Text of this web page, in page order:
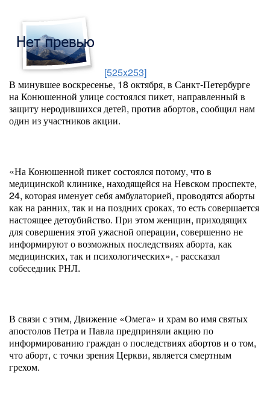
[525x253]
В минувшее воскресенье, 18 октября, в Санкт-Петербурге
на Конюшенной улице состоялся пикет, направленный в
защиту неродившихся детей, против абортов, сообщил нам
один из участников акции.
«На Конюшенной пикет состоялся потому, что в
медицинской клинике, находящейся на Невском проспекте,
24, которая именует себя амбулаторией, проводятся аборты
как на ранних, так и на поздних сроках, то есть совершается
настоящее детоубийство. При этом женщин, приходящих
для совершения этой ужасной операции, совершенно не
информируют о возможных последствиях аборта, как
медицинских, так и психологических», - рассказал
собеседник РНЛ.
В связи с этим, Движение «Омега» и храм во имя святых
апостолов Петра и Павла предприняли акцию по
информированию граждан о последствиях абортов и о том,
что аборт, с точки зрения Церкви, является смертным
грехом.